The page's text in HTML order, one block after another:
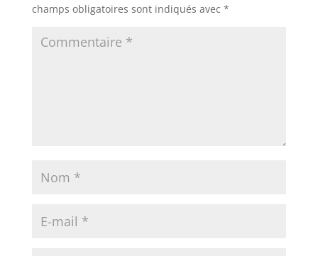
champs obligatoires sont indiqués avec *